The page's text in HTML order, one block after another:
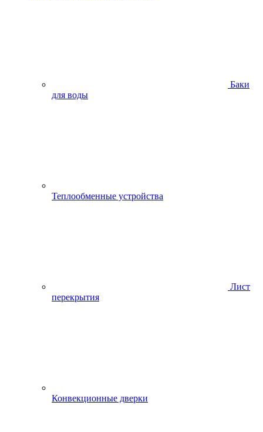
Баки
для воды
Теплообменные устройства
Лист
перекрытия
Конвекционные дверки